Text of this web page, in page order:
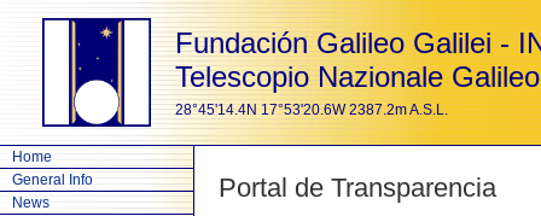
Fundación Galileo Galilei -
Telescopio Nazionale Galileo
28°45'14.4N 17°53'20.6W 2387.2m A.S.L.
Home
General Info
News
Portal de Transparencia